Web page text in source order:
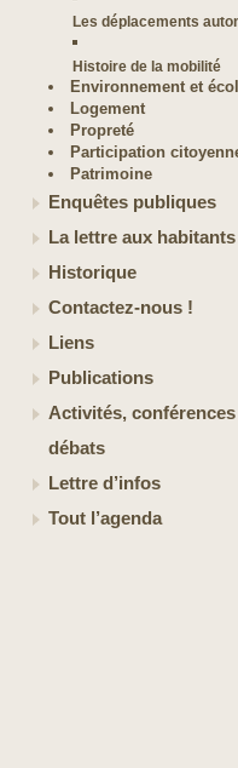
Les déplacements
Histoire de la mobilité
Environnement et
Logement
Propreté
Participation
Patrimoine
Enquêtes publiques
La lettre aux habitants
Historique
Contactez-nous !
Liens
Publications
Activités,
débats
Lettre d’infos
Tout l’agenda